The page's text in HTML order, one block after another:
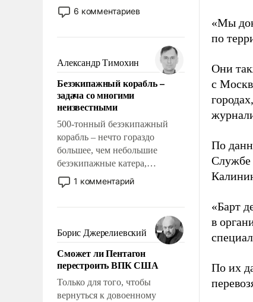
постепенно вытесняя и
отменяя традиционное
мужественным и твердым под
ударами судьбы, брать на себя
ответственность, помогать
слабым, идти вперед и
адаптироваться.
6 комментариев
Александр Тимохин
Безэкипажный корабль –
задача со многими
неизвестными
500-тонный безэкипажный
корабль – нечто гораздо
большее, чем небольшие
безэкипажные катера,
применение которых уже
стало обыденностью. Задача по
сложна и амбициозна. Однако
и ее реализация радикально
поднимет наши боевые
возможности.
1 комментарий
Борис Джерелиевский
Сможет ли Пентагон
перестроить ВПК США
Только для того, чтобы
вернуться к довоенному
«Мы
по
Они
с
По
Службе
«Барт
в
По их